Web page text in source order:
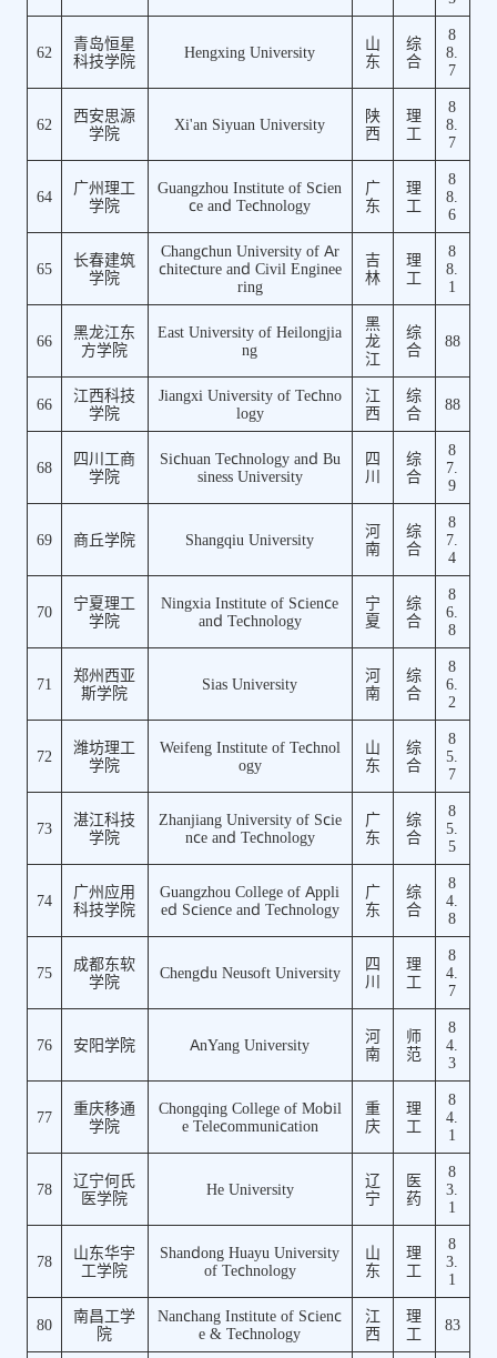
62
青岛恒星
科技学院
Hengxing University
山
东
综
合
8
8.
7
62
西安思源
学院
Xi'an Siyuan University
陕
西
理
工
8
8.
7
64
广州理工
学院
Guangzhou Institute of Scien
ce and Technology
广
东
理
工
8
8.
6
65
长春建筑
学院
Changchun University of Ar
chitecture and Civil Enginee
ring
吉
林
理
工
8
8.
1
66
黑龙江东
方学院
East University of Heilongjia
ng
黑
龙
江
综
合
88
66
江西科技
学院
Jiangxi University of Techno
logy
江
西
综
合
88
68
四川工商
学院
Sichuan Technology and Bu
siness University
四
川
综
合
8
7.
9
69 商丘学院 Shangqiu University
河
南
综
合
8
7.
4
70
宁夏理工
学院
Ningxia Institute of Science
and Technology
宁
夏
综
合
8
6.
8
71
郑州西亚
斯学院
Sias University
河
南
综
合
8
6.
2
72
潍坊理工
学院
Weifeng Institute of Technol
ogy
山
东
综
合
8
5.
7
73
湛江科技
学院
Zhanjiang University of Scie
nce and Technology
广
东
综
合
8
5.
5
74
广州应用
科技学院
Guangzhou College of Appli
ed Science and Technology
广
东
综
合
8
4.
8
75
成都东软
学院
Chengdu Neusoft University
四
川
理
工
8
4.
7
76 安阳学院 AnYang University
河
南
师
范
8
4.
3
77
重庆移通
学院
Chongqing College of Mobil
e Telecommunication
重
庆
理
工
8
4.
1
78
辽宁何氏
医学院
He University
辽
宁
医
药
8
3.
1
78
山东华宇
工学院
Shandong Huayu University
of Technology
山
东
理
工
8
3.
1
80
南昌工学
院
Nanchang Institute of Scienc
e & Technology
江
西
理
工
83